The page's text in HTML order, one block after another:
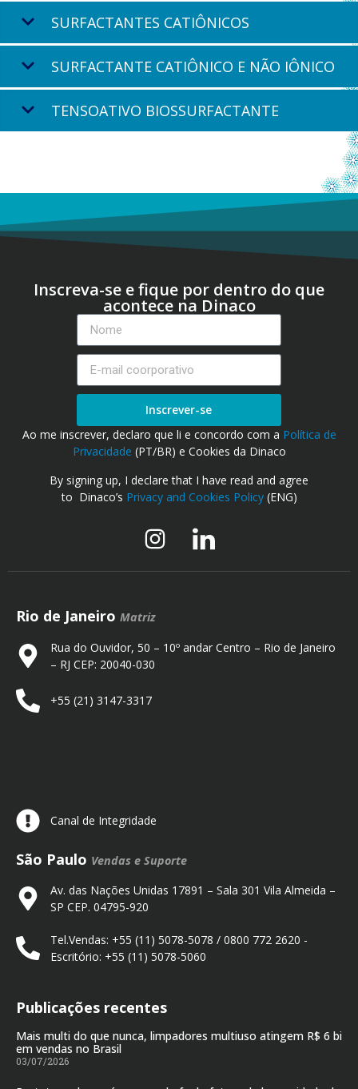
SURFACTANTES CATIÔNICOS
SURFACTANTE CATIÔNICO E NÃO IÔNICO
TENSOATIVO BIOSSURFACTANTE
Inscreva-se e fique por dentro do que
acontece na Dinaco
Inscrever-se
Ao me inscrever, declaro que li e concordo com a Política de
Privacidade (PT/BR) e Cookies da Dinaco
By signing up, I declare that I have read and agree
to Dinaco’s Privacy and Cookies Policy(ENG)
Rio de Janeiro Matriz
Rua do Ouvidor, 50 – 10º andar Centro – Rio de Janeiro
– RJ CEP: 20040-030
+55 (21) 3147-3317
Canal de Integridade
São Paulo Vendas e Suporte
Av. das Nações Unidas 17891 – Sala 301 Vila Almeida –
SP CEP. 04795-920
Tel.Vendas: +55 (11) 5078-5078 / 0800 772 2620 -
Escritório: +55 (11) 5078-5060
Publicações recentes
Mais multi do que nunca, limpadores multiuso atingem R$ 6 bi
em vendas no Brasil
03/07/2026